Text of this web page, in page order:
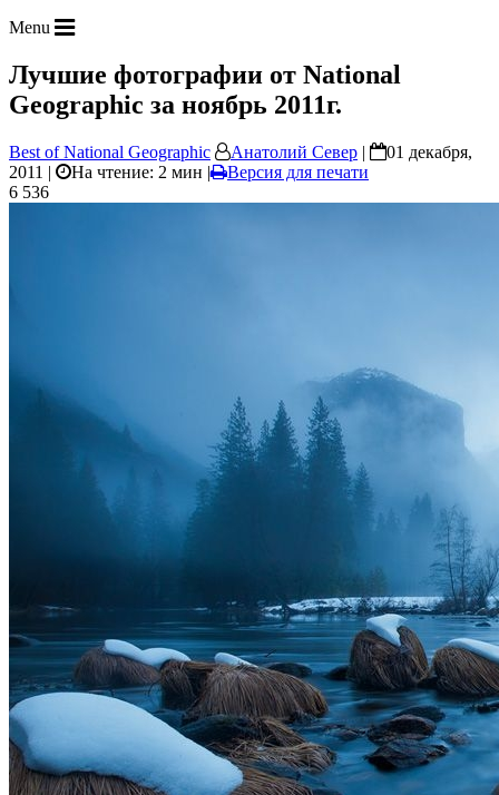
Menu
Лучшие фотографии от National
Geographic за ноябрь 2011г.
Best of National Geographic Анатолий Север |
01 декабря,
2011 |
На чтение: 2 мин |
Версия для печати
6 536